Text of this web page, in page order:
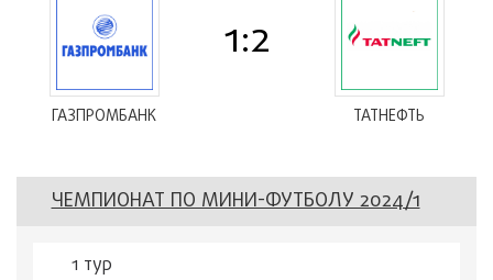
ГАЗПРОМБАНК
1:2
ТАТНЕФТЬ
ЧЕМПИОНАТ ПО МИНИ-ФУТБОЛУ 2024/1
1 тур